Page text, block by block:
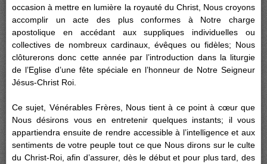
occasion à mettre en lumière la royauté du Christ, Nous croyons
accomplir un acte des plus conformes à Notre charge
apostolique en accédant aux suppliques individuelles ou
collectives de nombreux cardinaux, évêques ou fidèles; Nous
clôturerons donc cette année par l’introduction dans la liturgie
de l’Eglise d’une fête spéciale en l’honneur de Notre Seigneur
Jésus-Christ Roi.
Ce sujet, Vénérables Frères, Nous tient à ce point à cœur que
Nous désirons vous en entretenir quelques instants; il vous
appartiendra ensuite de rendre accessible à l’intelligence et aux
sentiments de votre peuple tout ce que Nous dirons sur le culte
du Christ-Roi, afin d’assurer, dès le début et pour plus tard, des